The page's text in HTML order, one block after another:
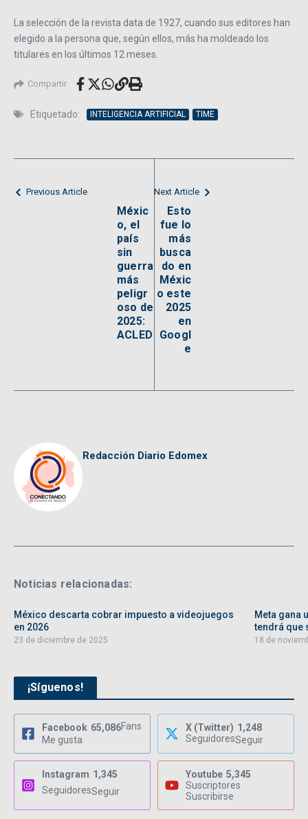
La selección de la revista data de 1927, cuando sus editores han
elegido a la persona que, según ellos, más ha moldeado los
titulares en los últimos 12 meses.
Compartir
Etiquetado: INTELIGENCIA ARTIFICIAL TIME
Previous Article
Méxic
o, el
país
sin
guerra
más
peligr
oso de
2025:
ACLED
Next Article
Esto
fue lo
más
busca
do en
Méxic
o este
2025
en
Googl
e
Redacción Diario Edomex
Noticias relacionadas:
México descarta cobrar impuesto a videojuegos
en 2026
23 de diciembre de 2025
Meta gana
tendrá que
18 de
¡Síguenos!
Facebook 65,086Fans
Me gusta
X (Twitter) 1,248
SeguidoresSeguir
Instagram 1,345
SeguidoresSeguir
Youtube 5,345
Suscriptores
Suscribirse